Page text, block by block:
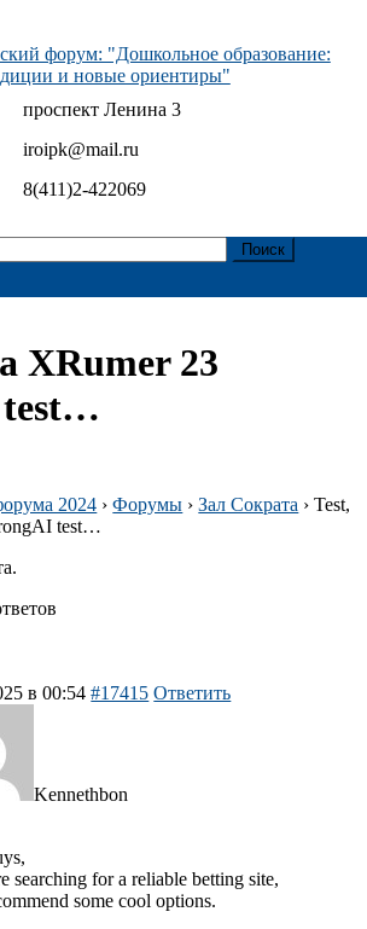
форум: "Дошкольное образование:
и новые ориентиры"
проспект Ленина 3
iroipk@mail.ru
8(411)2-422069
XRumer 23
test…
2024 › Форумы › Зал Сократа › Test,
test…
в 00:54 #17415 Ответить
Kennethbon
searching for a reliable betting site,
some cool options.